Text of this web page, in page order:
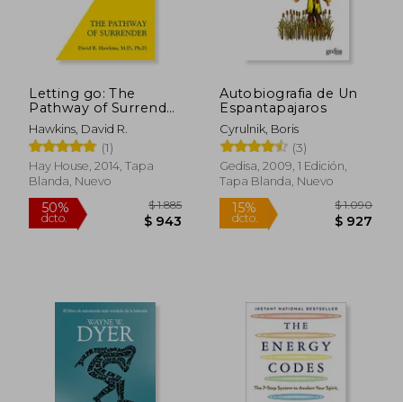
50%
dcto.
Letting go: The
Pathway of Surrender
(en Inglés)
Hawkins, David R.
(1)
Hay House, 2014, Tapa
Blanda, Nuevo
Autobiografia de Un
Espantapajaros
Cyrulnik, Boris
(3)
Gedisa, 2009, 1 Edición,
Tapa Blanda, Nuevo